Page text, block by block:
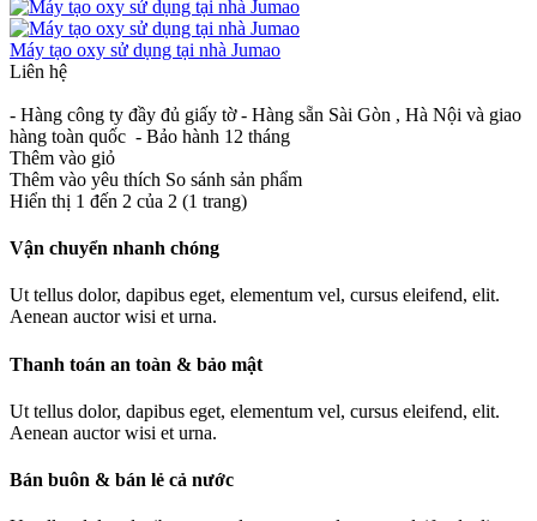
Máy tạo oxy sử dụng tại nhà Jumao
Liên hệ
- Hàng công ty đầy đủ giấy tờ - Hàng sẵn Sài Gòn , Hà Nội và giao
hàng toàn quốc - Bảo hành 12 tháng
Thêm vào giỏ
Thêm vào yêu thích So sánh sản phẩm
Hiển thị 1 đến 2 của 2 (1 trang)
Vận chuyển nhanh chóng
Ut tellus dolor, dapibus eget, elementum vel, cursus eleifend, elit.
Aenean auctor wisi et urna.
Thanh toán an toàn & bảo mật
Ut tellus dolor, dapibus eget, elementum vel, cursus eleifend, elit.
Aenean auctor wisi et urna.
Bán buôn & bán lẻ cả nước